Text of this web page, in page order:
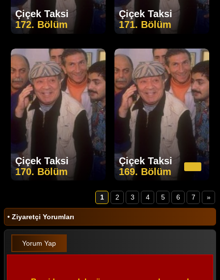
Çiçek Taksi
172. Bölüm
Çiçek Taksi
171. Bölüm
Çiçek Taksi
170. Bölüm
Çiçek Taksi
169. Bölüm
1 2 3 4 5 6 7 »
• Ziyaretçi Yorumları
Yorum Yap